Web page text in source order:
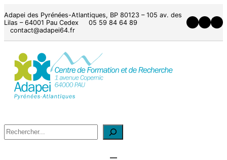
Adapei des Pyrénées-Atlantiques, BP 80123 – 105 av. des
Lilas – 64001 Pau Cedex 05 59 84 64 89
contact@adapei64.fr